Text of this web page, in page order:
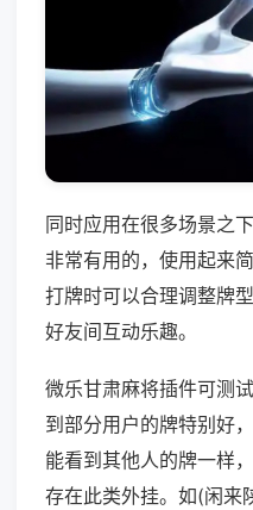
同时应用在很多场景之
非常有用的，使用起来
打牌时可以合理调整牌
好友间互动乐趣。
微乐甘肃麻将插件可测
到部分用户的牌特别好
能看到其他人的牌一样
存在此类外挂。如(闲来